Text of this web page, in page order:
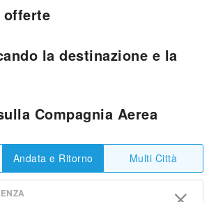
la destinazione e la
Compagnia Aerea
Andata e Ritorno Multi Città